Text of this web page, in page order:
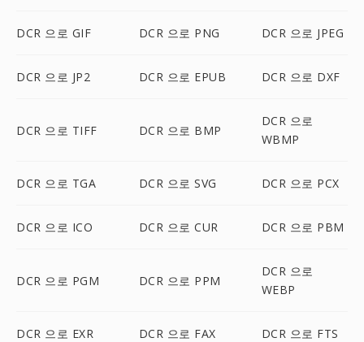
DCR 으로 GIF DCR 으로 PNG DCR 으로 JPEG
DCR 으로 JP2 DCR 으로 EPUB DCR 으로 DXF
DCR 으로 TIFF DCR 으로 BMP
DCR 으로
WBMP
DCR 으로 TGA DCR 으로 SVG DCR 으로 PCX
DCR 으로 ICO DCR 으로 CUR DCR 으로 PBM
DCR 으로 PGM DCR 으로 PPM
DCR 으로
WEBP
DCR 으로 EXR DCR 으로 FAX DCR 으로 FTS